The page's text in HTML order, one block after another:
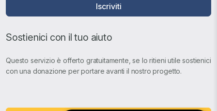
Iscriviti
Sostienici con il tuo aiuto
Questo servizio è offerto gratuitamente, se lo ritieni utile sostienici
con una donazione per portare avanti il nostro progetto.